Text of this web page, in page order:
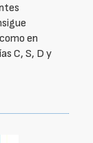
en
C, S, D y